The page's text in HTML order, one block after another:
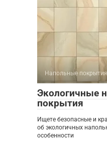
Напольные покрытия
Экологичные
покрытия
Ищете безопасные и
об экологичных
особенности